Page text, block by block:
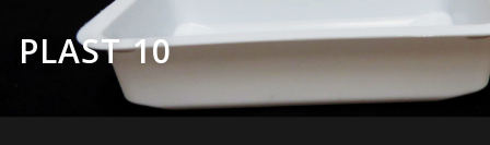
PLAST 10